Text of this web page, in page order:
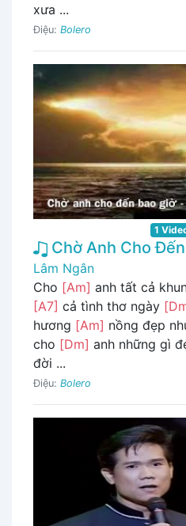
xưa ...
Điệu: Bolero
1
Chờ Anh Cho
Lâm Ngân
Cho [Am] anh tất cả
[A7] cả tình thơ ngày
hương [Am] nồng đẹp
cho [Dm] anh những gì
đời ...
Điệu: Bolero